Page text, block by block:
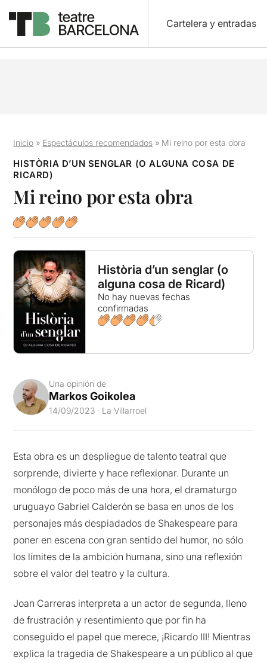
Cartelera y entradas
Inicio » Espectáculos recomendados » Mi reino por esta obra
HISTÒRIA D’UN SENGLAR (O ALGUNA COSA DE
RICARD)
Mi reino por esta obra
Història d’un senglar (o
alguna cosa de Ricard)
No hay nuevas fechas
confirmadas
Una opinión de
Markos Goikolea
14/09/2023 · La Villarroel
Esta obra es un despliegue de talento teatral que
sorprende, divierte y hace reflexionar. Durante un
monólogo de poco más de una hora, el dramaturgo
uruguayo Gabriel Calderón se basa en unos de los
personajes más despiadados de Shakespeare para
poner en escena con gran sentido del humor, no sólo
los límites de la ambición humana, sino una reflexión
sobre el valor del teatro y la cultura.
Joan Carreras interpreta a un actor de segunda, lleno
de frustración y resentimiento que por fin ha
conseguido el papel que merece, ¡Ricardo III! Mientras
explica la tragedia de Shakespeare a un público al que